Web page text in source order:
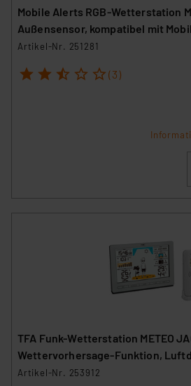
Mobile Alerts RGB-Wetterstation
Außensensor, kompatibel mit
Artikel-Nr. 251281
1 2 3 4 5 (3)
TFA Funk-Wetterstation METEO
Wettervorhersage-Funktion,
Funkuhr/Datum, 433 MHz
Artikel-Nr. 253912